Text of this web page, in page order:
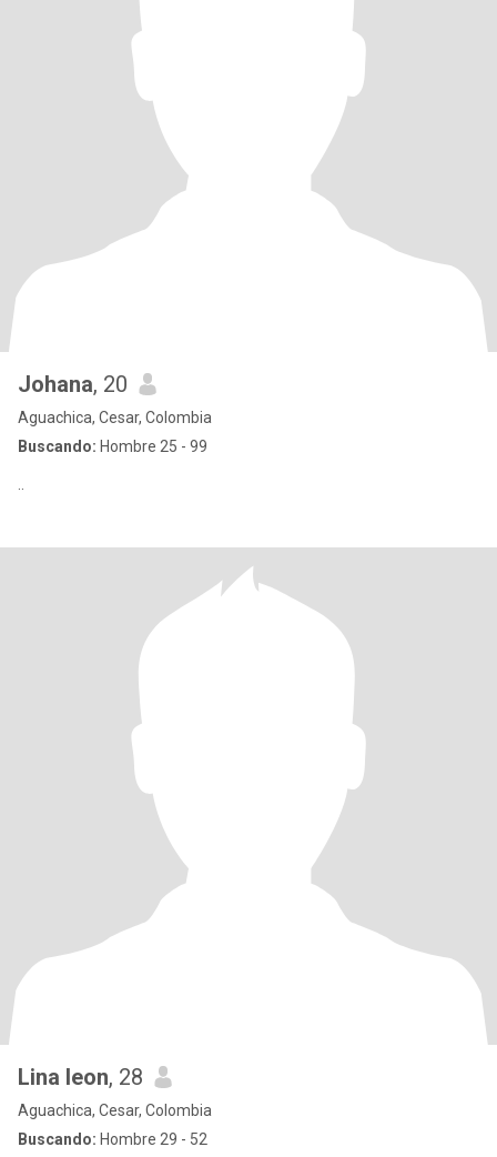
Johana, 20
Aguachica, Cesar, Colombia
Buscando: Hombre 25 - 99
Lina leon, 28
Aguachica, Cesar, Colombia
Buscando: Hombre 29 - 52